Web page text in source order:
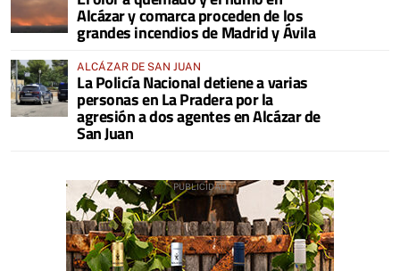
Alcázar y comarca proceden de los
grandes incendios de Madrid y Ávila
ALCÁZAR DE SAN JUAN
La Policía Nacional detiene a varias
personas en La Pradera por la
agresión a dos agentes en Alcázar de
San Juan